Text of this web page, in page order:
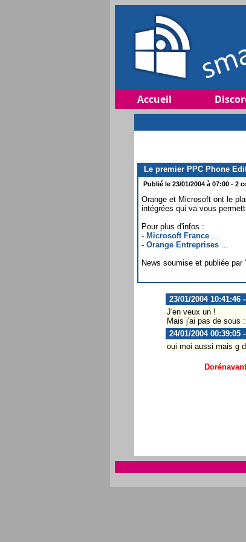
Accueil
Le premier PPC Phone
Publié le 23/01/2004 à 07:00 - 2
Orange et Microsoft ont le
intégrées qui va vous
Pour plus d'infos :
- Microsoft France
- Orange Entreprises
News soumise et publiée par
23/01/2004 10:41:46
J'en veux un !
Mais j'ai pas de sous
24/01/2004 00:39:05
oui moi aussi mais g